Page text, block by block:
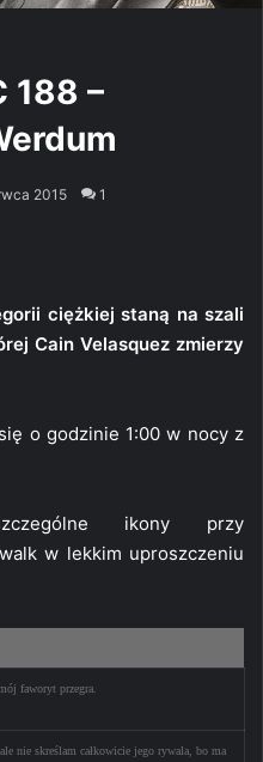
188 –
2015 1
ciężkiej staną na szali
Cain Velasquez zmierzy
o godzinie 1:00 w nocy z
ikony przy
w lekkim uproszczeniu
faworyt przegra.
nie skreślam całkowicie jego rywala, bo ma